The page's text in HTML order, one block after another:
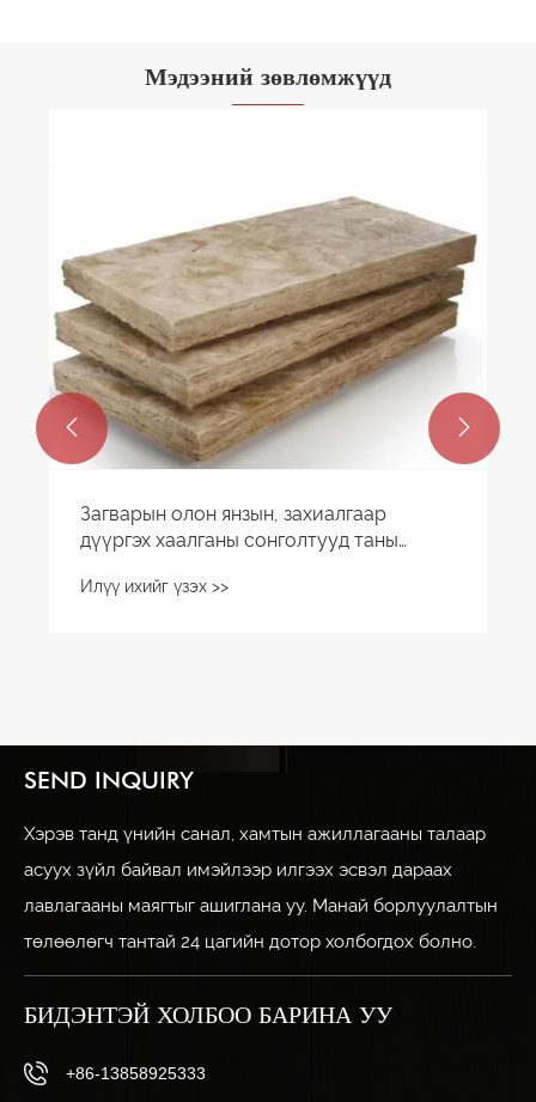
Мэдээний зөвлөмжүүд
Загварын олон янзын, захиалгаар
дүүргэх хаалганы сонголтууд таны
Илүү ихийг үзэх >>
 
SEND INQUIRY
Хэрэв танд үнийн санал, хамтын ажиллагааны талаар
асуух зүйл байвал имэйлээр илгээх эсвэл дараах
лавлагааны маягтыг ашиглана уу. Манай борлуулалтын
төлөөлөгч тантай 24 цагийн дотор холбогдох болно.
БИДЭНТЭЙ ХОЛБОО БАРИНА УУ
+86-13858925333